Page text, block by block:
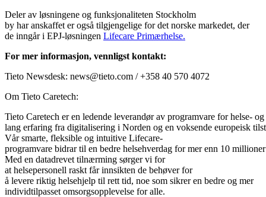
Deler av løsningene og funksjonaliteten Stockholm
by har anskaffet er også tilgjengelige for det norske markedet, der
de inngår i EPJ-løsningen Lifecare Primærhelse.
For mer informasjon, vennligst kontakt:
Tieto Newsdesk: news@tieto.com / +358 40 570 4072
Om Tieto Caretech:
Tieto Caretech er en ledende leverandør av programvare for helse-
lang erfaring fra digitalisering i Norden og en voksende europeisk
Vår smarte, fleksible og intuitive Lifecare-
programvare bidrar til en bedre helsehverdag for mer enn 10
Med en datadrevet tilnærming sørger vi for
at helsepersonell raskt får innsikten de behøver for
å levere riktig helsehjelp til rett tid, noe som sikrer en bedre og mer
individtilpasset omsorgsopplevelse for alle.